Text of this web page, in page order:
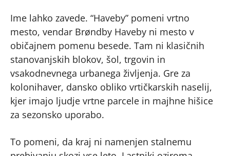
Ime lahko zavede. “Haveby” pomeni vrtno
mesto, vendar Brøndby Haveby ni mesto v
običajnem pomenu besede. Tam ni klasičnih
stanovanjskih blokov, šol, trgovin in
vsakodnevnega urbanega življenja. Gre za
kolonihaver, dansko obliko vrtičkarskih naselij,
kjer imajo ljudje vrtne parcele in majhne hišice
za sezonsko uporabo.
To pomeni, da kraj ni namenjen stalnemu